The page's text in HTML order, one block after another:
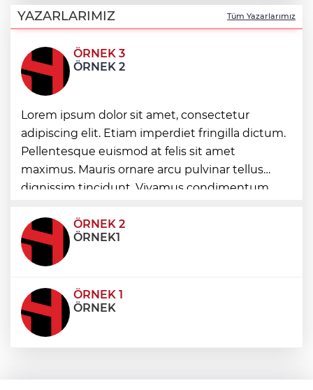
yayında
Yenimuhacir Mezarlığı'na anlamlı hayrat
çeşmesi
Ordu'da Ünye ve Kumru’da arıtma
tesisleri yenileniyor
Antalya'da yangın sonrası çiftçilere sera
naylonu desteği
YAZARLARIMIZ Tüm Yazarlarımız
ÖRNEK 3
ÖRNEK 2
Lorem ipsum dolor sit amet, consectetur
adipiscing elit. Etiam imperdiet fringilla dictum.
Pellentesque euismod at felis sit amet
maximus. Mauris ornare arcu pulvinar tellus
dignissim tincidunt. Vivamus condimentum
condimentum eros et, faucibus sapien. Praese
ÖRNEK 2
ÖRNEK1
ÖRNEK 1
ÖRNEK